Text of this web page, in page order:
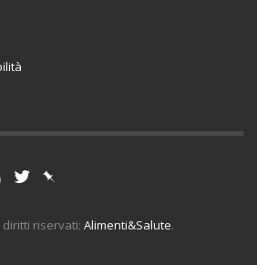
diritti riservati: Alimenti&Salute.